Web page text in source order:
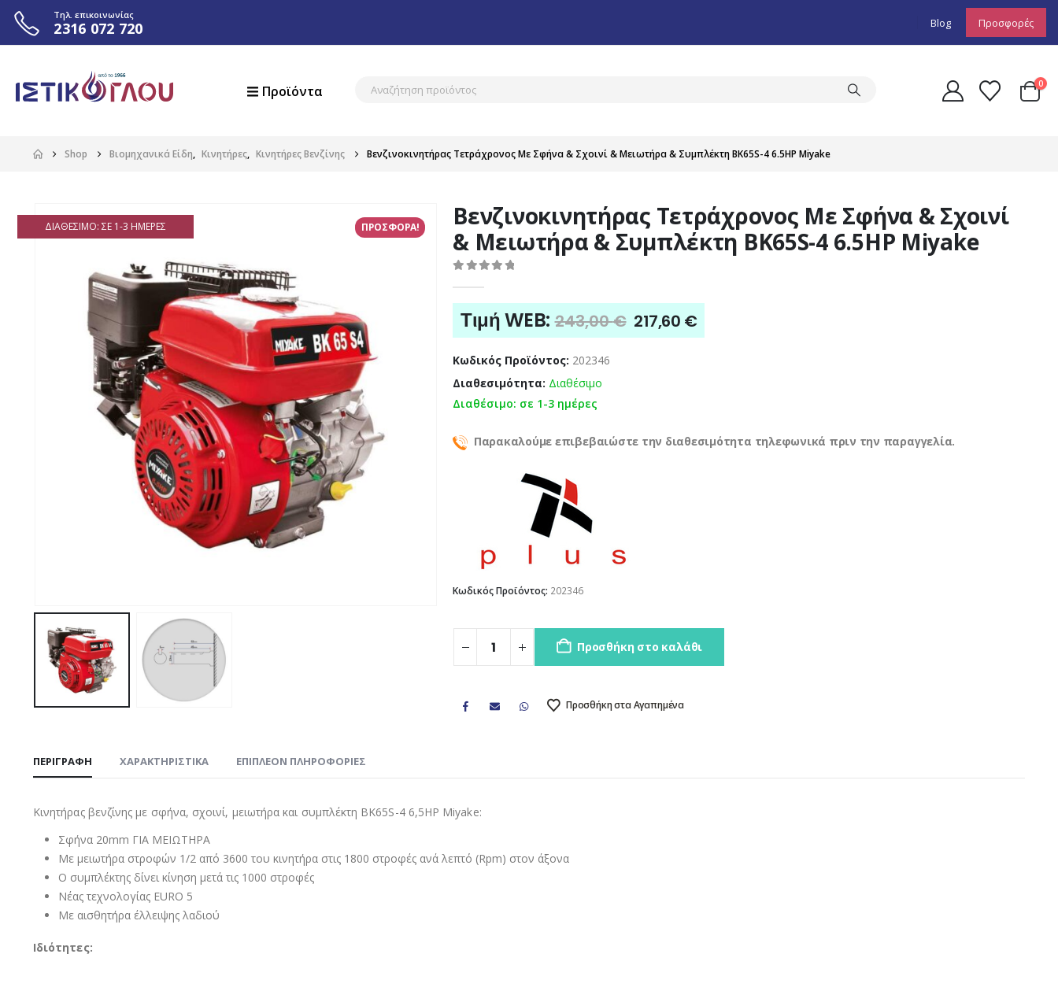
Τηλ. επικοινωνίας
2316 072 720 Blog Προσφορές
Προϊόντα 0
Shop Βιομηχανικά Είδη, Κινητήρες, Κινητήρες Βενζίνης Βενζινοκινητήρας Τετράχρονος Με Σφήνα & Σχοινί & Μειωτήρα & Συμπλέκτη BK65S-4 6.5HP Miyake
ΠΡΟΣΦΟΡΑ!
ΔΙΑΘΈΣΙΜΟ: ΣΕ 1-3 ΗΜΈΡΕΣ
Βενζινοκινητήρας Τετράχρονος Με Σφήνα & Σχοινί
& Μειωτήρα & Συμπλέκτη BK65S-4 6.5HP Miyake
Τιμή WEB:243,00€ Original
price
217,60 €Η
τρέχουσα
Κωδικός Προϊόντος: 202346
Διαθεσιμότητα: Διαθέσιμο
Διαθέσιμο: σε 1-3 ημέρες
Παρακαλούμε επιβεβαιώστε την διαθεσιμότητα τηλεφωνικά πριν την παραγγελία.
Κωδικός Προϊόντος: 202346
Προσθήκη στο καλάθι
Προσθήκη στα Αγαπημένα
ΠΕΡΙΓΡΑΦΉ ΧΑΡΑΚΤΗΡΙΣΤΙΚΑ ΕΠΙΠΛΈΟΝ ΠΛΗΡΟΦΟΡΊΕΣ
Κινητήρας βενζίνης με σφήνα, σχοινί, μειωτήρα και συμπλέκτη BK65S-4 6,5HP Miyake:
Σφήνα 20mm ΓΙΑ ΜΕΙΩΤΗΡΑ
Με μειωτήρα στροφών 1/2 από 3600 του κινητήρα στις 1800 στροφές ανά λεπτό (Rpm) στον άξονα
Ο συμπλέκτης δίνει κίνηση μετά τις 1000 στροφές
Νέας τεχνολογίας EURO 5
Με αισθητήρα έλλειψης λαδιού
Ιδιότητες: